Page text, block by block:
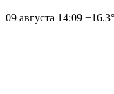
09 августа 14:09